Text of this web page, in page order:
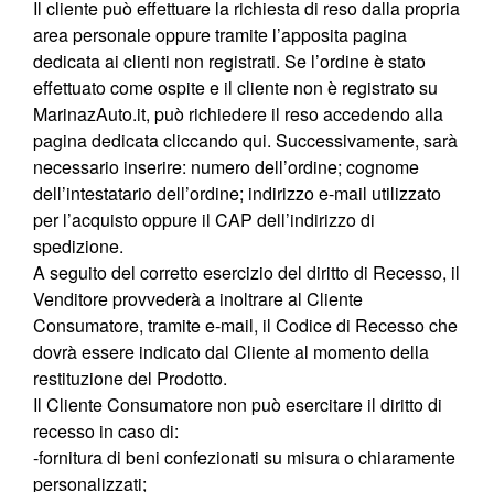
Il cliente può effettuare la richiesta di reso dalla propria
area personale oppure tramite l’apposita pagina
dedicata ai clienti non registrati. Se l’ordine è stato
effettuato come ospite e il cliente non è registrato su
MarinazAuto.it, può richiedere il reso accedendo alla
pagina dedicatacliccando qui. Successivamente, sarà
necessario inserire: numero dell’ordine; cognome
dell’intestatario dell’ordine; indirizzo e-mail utilizzato
per l’acquisto oppure il CAP dell’indirizzo di
spedizione.
A seguito del corretto esercizio del diritto di Recesso, il
Venditore provvederà a inoltrare al Cliente
Consumatore, tramite e-mail, il Codice di Recesso che
dovrà essere indicato dal Cliente al momento della
restituzione del Prodotto.
Il Cliente Consumatore non può esercitare il diritto di
recesso in caso di:
-fornitura di beni confezionati su misura o chiaramente
personalizzati;